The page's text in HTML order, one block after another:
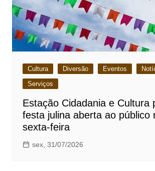
Cultura Diversão Eventos
Serviços
Estação Cidadania e Cultura
festa julina aberta ao público
sexta-feira
sex, 31/07/2026